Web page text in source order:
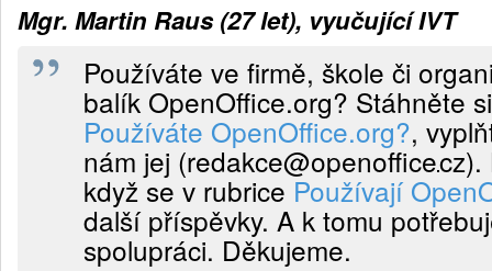
Mgr. Martin Raus (27 let), vyučující IVT
Používáte ve firmě, škole či
balík OpenOffice.org? Stáhněte
Používáte OpenOffice.org?,
nám jej (redakce@openofficecz).
když se v rubrice Používají
další příspěvky. A k tomu
spolupráci. Děkujeme.